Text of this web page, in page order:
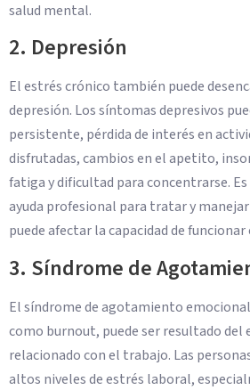
salud mental.
2. Depresión
El estrés crónico también puede
depresión. Los síntomas depresivos
persistente, pérdida de interés en
disfrutadas, cambios en el apetito,
fatiga y dificultad para concentrarse.
ayuda profesional para tratar y
puede afectar la capacidad de funcionar
3. Síndrome de
El síndrome de agotamiento
como burnout, puede ser resultado del
relacionado con el trabajo. Las
altos niveles de estrés laboral,